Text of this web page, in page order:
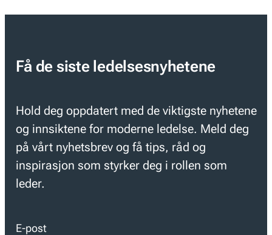
Få de siste ledelsesnyhetene
Hold deg oppdatert med de viktigste nyhetene
og innsiktene for moderne ledelse. Meld deg
på vårt nyhetsbrev og få tips, råd og
inspirasjon som styrker deg i rollen som
leder.
E-post